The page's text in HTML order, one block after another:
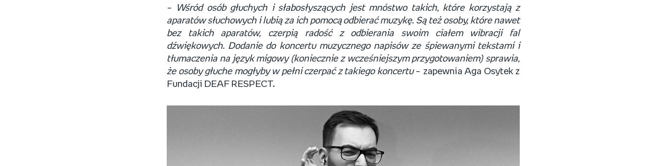
–
Wśród osób głuchych i słabosłyszących jest mnóstwo takich, które korzystają z
aparatów słuchowych i lubią za ich pomocą odbierać muzykę. Są też osoby, które nawet
bez takich aparatów, czerpią radość z odbierania swoim ciałem wibracji fal
dźwiękowych. Dodanie do koncertu muzycznego napisów ze śpiewanymi tekstami i
tłumaczenia na język migowy (koniecznie z wcześniejszym przygotowaniem) sprawia,
że osoby głuche mogłyby w pełni czerpać z takiego koncertu – zapewnia Aga Osytek z
Fundacji DEAF RESPECT.